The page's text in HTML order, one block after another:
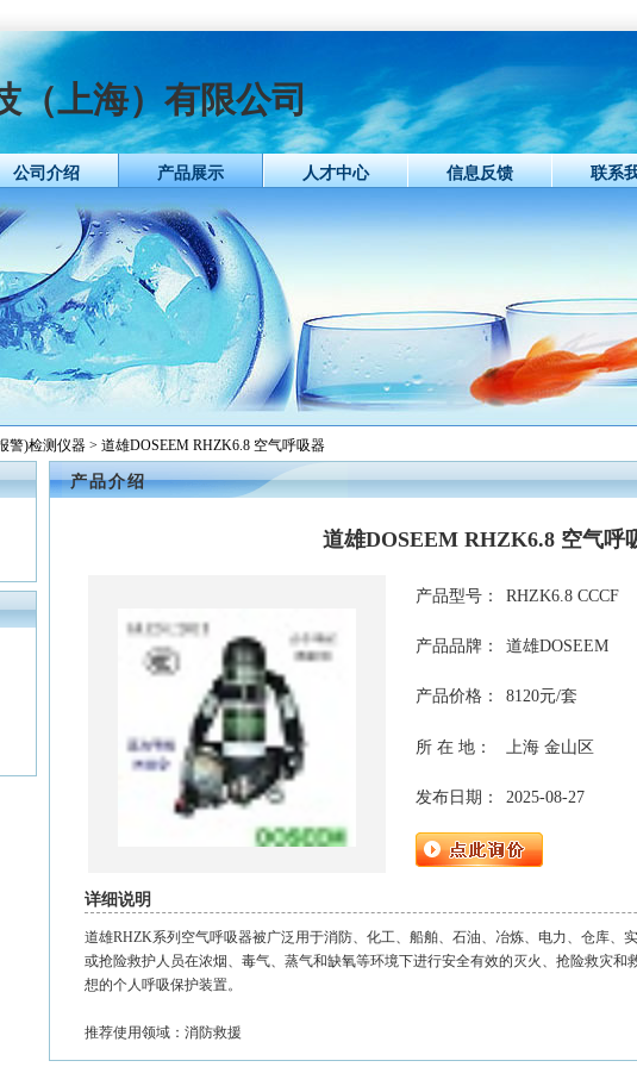
（上海）有限公司
公司介绍 产品展示 人才中心 信息反馈 联系
警)检测仪器 > 道雄DOSEEM RHZK6.8 空气呼吸器
产品介绍
道雄DOSEEM RHZK6.8 空气呼
产品型号： RHZK6.8 CCCF
产品品牌： 道雄DOSEEM
产品价格： 8120元/套
所 在 地： 上海 金山区
发布日期： 2025-08-27
详细说明
道雄RHZK系列空气呼吸器被广泛用于消防、化工、船舶、石油、冶炼、电力、仓库、
或抢险救护人员在浓烟、毒气、蒸气和缺氧等环境下进行安全有效的灭火、抢险救灾和
想的个人呼吸保护装置。
推荐使用领域：消防救援